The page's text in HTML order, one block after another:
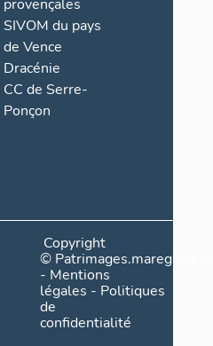
provençales
SIVOM du pays
de Vence
Dracénie
CC de Serre-
Ponçon
Copyright
©
- Mentions
légales - Politiques
de
confidentialité